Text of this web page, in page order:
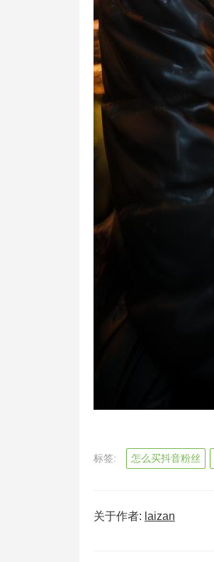
标签: 怎么买抖音粉丝
关于作者: laizan